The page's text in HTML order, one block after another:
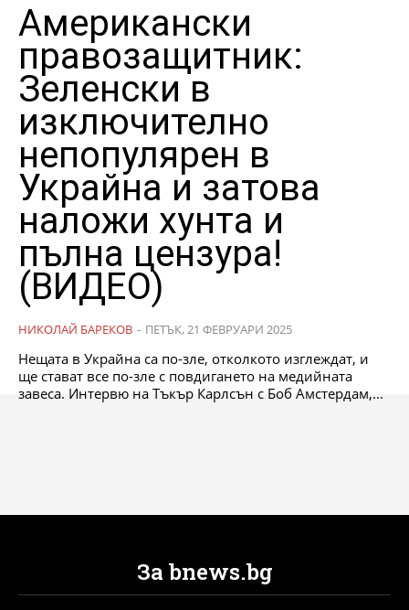
Американски
правозащитник:
Зеленски в
изключително
непопулярен в
Украйна и затова
наложи хунта и
пълна цензура!
(ВИДЕО)
НИКОЛАЙ БАРЕКОВ - ПЕТЪК, 21 ФЕВРУАРИ 2025
Нещата в Украйна са по-зле, отколкото изглеждат, и
ще стават все по-зле с повдигането на медийната
завеса. Интервю на Тъкър Карлсън с Боб Амстердам,...
За bnews.bg